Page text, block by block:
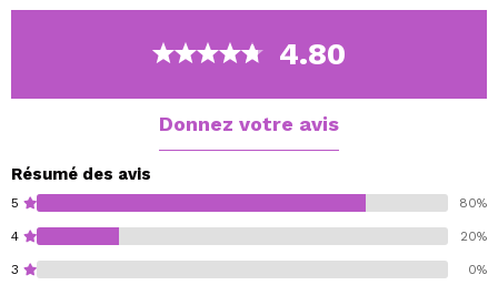
Il est idéal pour couvrir et corriger la zone des cernes
et imperfections ou rougeurs du visage.
4.80
Donnez votre avis
Résumé des avis
5 80%
4 20%
3 0%